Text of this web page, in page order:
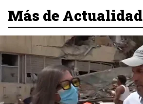
Más de Actualidad